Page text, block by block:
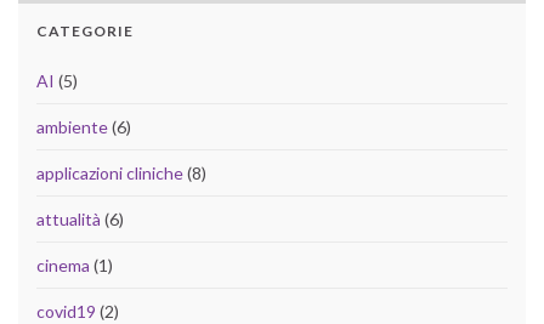
CATEGORIE
AI (5)
ambiente(6)
applicazioni cliniche(8)
attualità (6)
cinema (1)
covid19 (2)